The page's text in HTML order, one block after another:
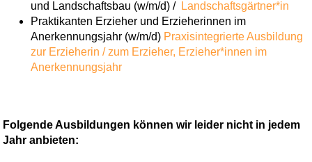
und Landschaftsbau (w/m/d) / Landschaftsgärtner*in
Praktikanten Erzieher und Erzieherinnen im
Anerkennungsjahr (w/m/d) Praxisintegrierte Ausbildung
zur Erzieherin / zum Erzieher, Erzieher*innen im
Anerkennungsjahr
Folgende Ausbildungen können wir leider nicht in jedem
Jahr anbieten: